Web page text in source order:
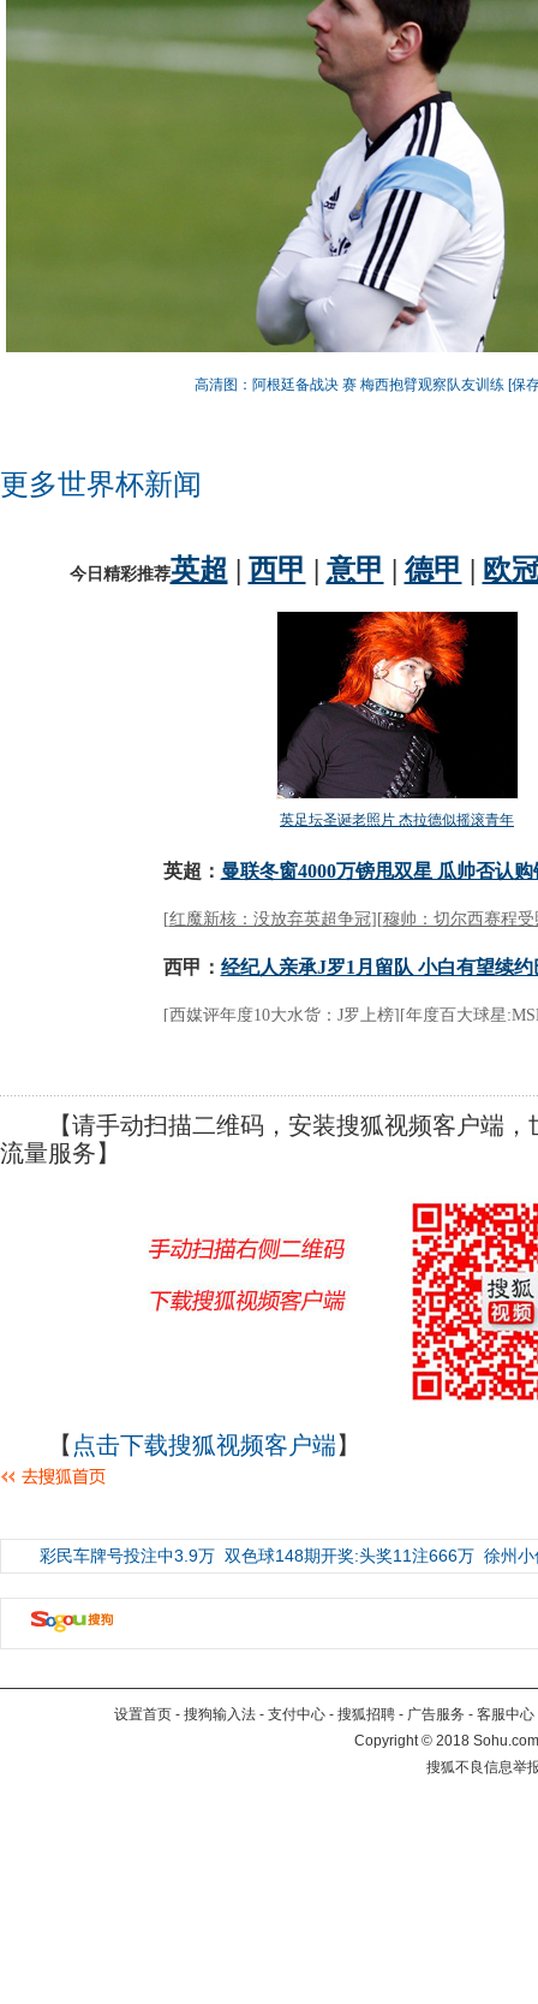
高清图：阿根廷备战决 赛 梅西抱臂观察队友训练 [保
更多世界杯新闻
【请手动扫描二维码，安装搜狐视频客户端，
流量服务】
【 点击下载搜狐视频客户端】
彩民车牌号投注中3.9万 双色球148期开奖:头奖11注666万 徐州
设置首页 - 搜狗输入法 - 支付中心 - 搜狐招聘 - 广告服务 - 客服中心
Copyright©2018
搜狐不良信息举